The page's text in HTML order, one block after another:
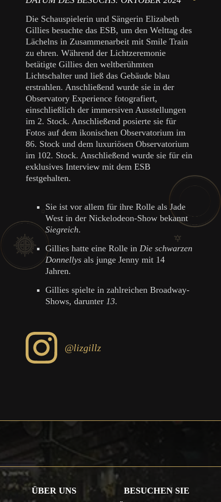
Die Schauspielerin und Sängerin Elizabeth
Gillies besuchte das ESB, um den Welttag des
Lächelns in Zusammenarbeit mit Smile Train
zu ehren. Während der Lichtzeremonie
betätigte Gillies den weltberühmten
Lichtschalter und ließ das Gebäude blau
erstrahlen. Anschließend wurde sie in der
Observatory Experience fotografiert,
einschließlich der immersiven Ausstellungen
im 2. Stock. Anschließend posierte sie für
Fotos auf dem ikonischen Observatorium im
86. Stock und dem luxuriösen Observatorium
im 102. Stock. Anschließend wurde sie für ein
exklusives Interview mit dem ESB
festgehalten.
Sie ist vor allem für ihre Rolle als Jade
West in der Nickelodeon-Show bekannt
Siegreich.
Gillies hatte eine Rolle in Die schwarzen
Donnellys als junge Jenny mit 14
Jahren.
Gillies spielte in zahlreichen Broadway-
Shows, darunter 13.
@lizgillz
ÜBER UNS
BESUCHEN SIE